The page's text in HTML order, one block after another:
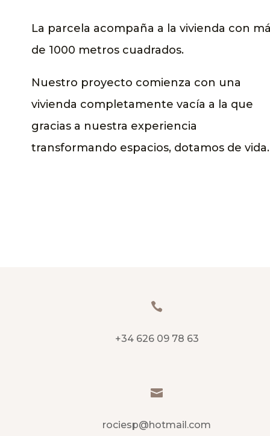
La parcela acompaña a la vivienda con
de 1000 metros cuadrados.
Nuestro proyecto comienza con una
vivienda completamente vacía a la que
gracias a nuestra experiencia
transformando espacios, dotamos de vida.

+34 626 09 78 63

rociesp@hotmail.com